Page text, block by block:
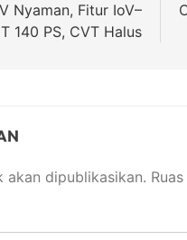
Nyaman, Fitur IoV–
140 PS, CVT Halus
akan dipublikasikan.